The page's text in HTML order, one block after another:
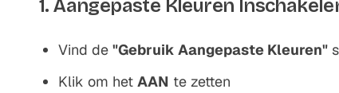
1. Aangepaste Kleuren
Vind de "Gebruik Aangepaste Kleuren"
Klik om het AAN te zetten